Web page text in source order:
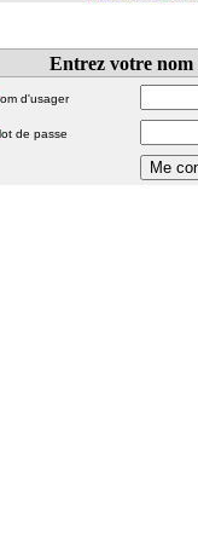
Entrez votre nom
d'usager
de passe